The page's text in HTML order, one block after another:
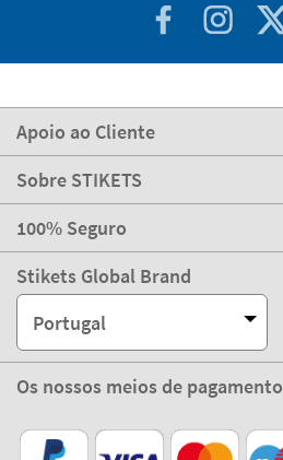
Apoio ao Cliente
Sobre STIKETS
100% Seguro
Stikets Global Brand
Portugal
Os nossos meios de pagamento